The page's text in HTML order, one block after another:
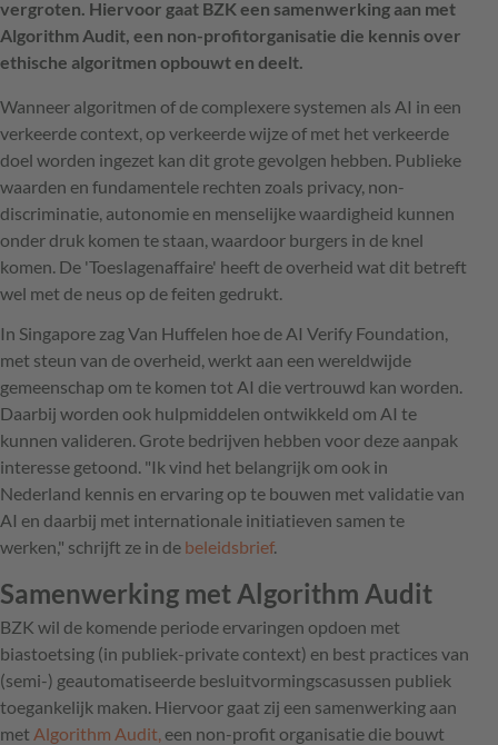
vergroten. Hiervoor gaat BZK een samenwerking aan met
Algorithm Audit, een non-profitorganisatie die kennis over
ethische algoritmen opbouwt en deelt.
Wanneer algoritmen of de complexere systemen als AI in een
verkeerde context, op verkeerde wijze of met het verkeerde
doel worden ingezet kan dit grote gevolgen hebben. Publieke
waarden en fundamentele rechten zoals privacy, non-
discriminatie, autonomie en menselijke waardigheid kunnen
onder druk komen te staan, waardoor burgers in de knel
komen. De 'Toeslagenaffaire' heeft de overheid wat dit betreft
wel met de neus op de feiten gedrukt.
In Singapore zag Van Huffelen hoe de AI Verify Foundation,
met steun van de overheid, werkt aan een wereldwijde
gemeenschap om te komen tot AI die vertrouwd kan worden.
Daarbij worden ook hulpmiddelen ontwikkeld om AI te
kunnen valideren. Grote bedrijven hebben voor deze aanpak
interesse getoond. "Ik vind het belangrijk om ook in
Nederland kennis en ervaring op te bouwen met validatie van
AI en daarbij met internationale initiatieven samen te
werken," schrijft ze in de beleidsbrief.
Samenwerking met Algorithm Audit
BZK wil de komende periode ervaringen opdoen met
biastoetsing (in publiek-private context) en best practices van
(semi-) geautomatiseerde besluitvormingscasussen publiek
toegankelijk maken. Hiervoor gaat zij een samenwerking aan
met Algorithm Audit, een non-profit organisatie die bouwt